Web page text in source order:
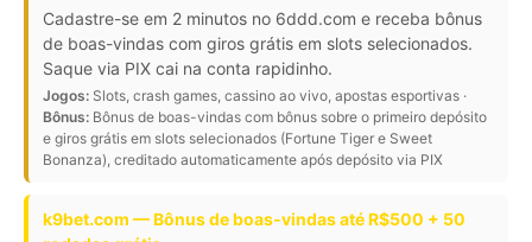
Cadastre-se em 2 minutos no 6ddd.com e receba bônus
de boas-vindas com giros grátis em slots selecionados.
Saque via PIX cai na conta rapidinho.
Jogos: Slots, crash games, cassino ao vivo, apostas esportivas ·
Bônus: Bônus de boas-vindas com bônus sobre o primeiro depósito
e giros grátis em slots selecionados (Fortune Tiger e Sweet
Bonanza), creditado automaticamente após depósito via PIX
k9bet.com — Bônus de boas-vindas até R$500 + 50